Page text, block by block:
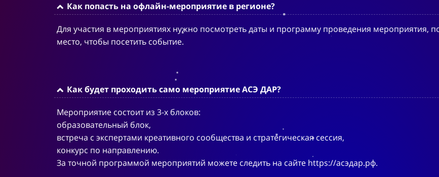
Как попасть на офлайн-мероприятие в регионе?
Для участия в мероприятиях нужно посмотреть даты и программу проведения мероприятия,
место, чтобы посетить событие.
Как будет проходить само мероприятие АСЭ ДАР?
Мероприятие состоит из 3-х блоков:
образовательный блок,
встреча с экспертами креативного сообщества и стратегическая сессия,
конкурс по направлению.
За точной программой мероприятий можете следить на сайте https://асэдар.рф.